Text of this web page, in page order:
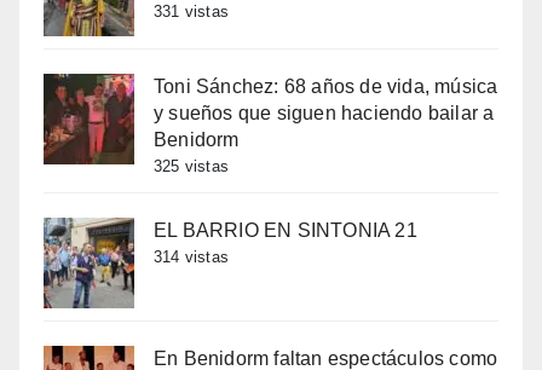
331 vistas
Toni Sánchez: 68 años de vida, música
y sueños que siguen haciendo bailar a
Benidorm
325 vistas
EL BARRIO EN SINTONIA 21
314 vistas
En Benidorm faltan espectáculos como